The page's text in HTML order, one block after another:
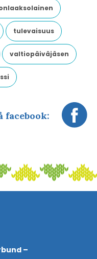
tulevaisuus
valtiopäiväjäsen
facebook:
–